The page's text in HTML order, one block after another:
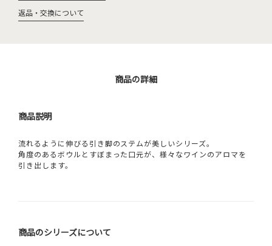
返品・交換について
商品の詳細
商品説明
流れるように伸びる引き脚のステムが美しいシリーズ。
角度のあるボウルとすぼまった口元が、様々なワインのアロマを
引き出します。
商品のシリーズについて